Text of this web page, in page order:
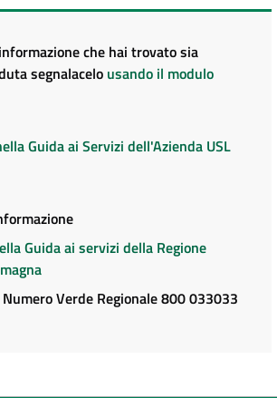
che hai trovato sia
segnalacelo usando il modulo
Guida ai Servizi dell'Azienda USL
Guida ai servizi della Regione
Verde Regionale 800 033033